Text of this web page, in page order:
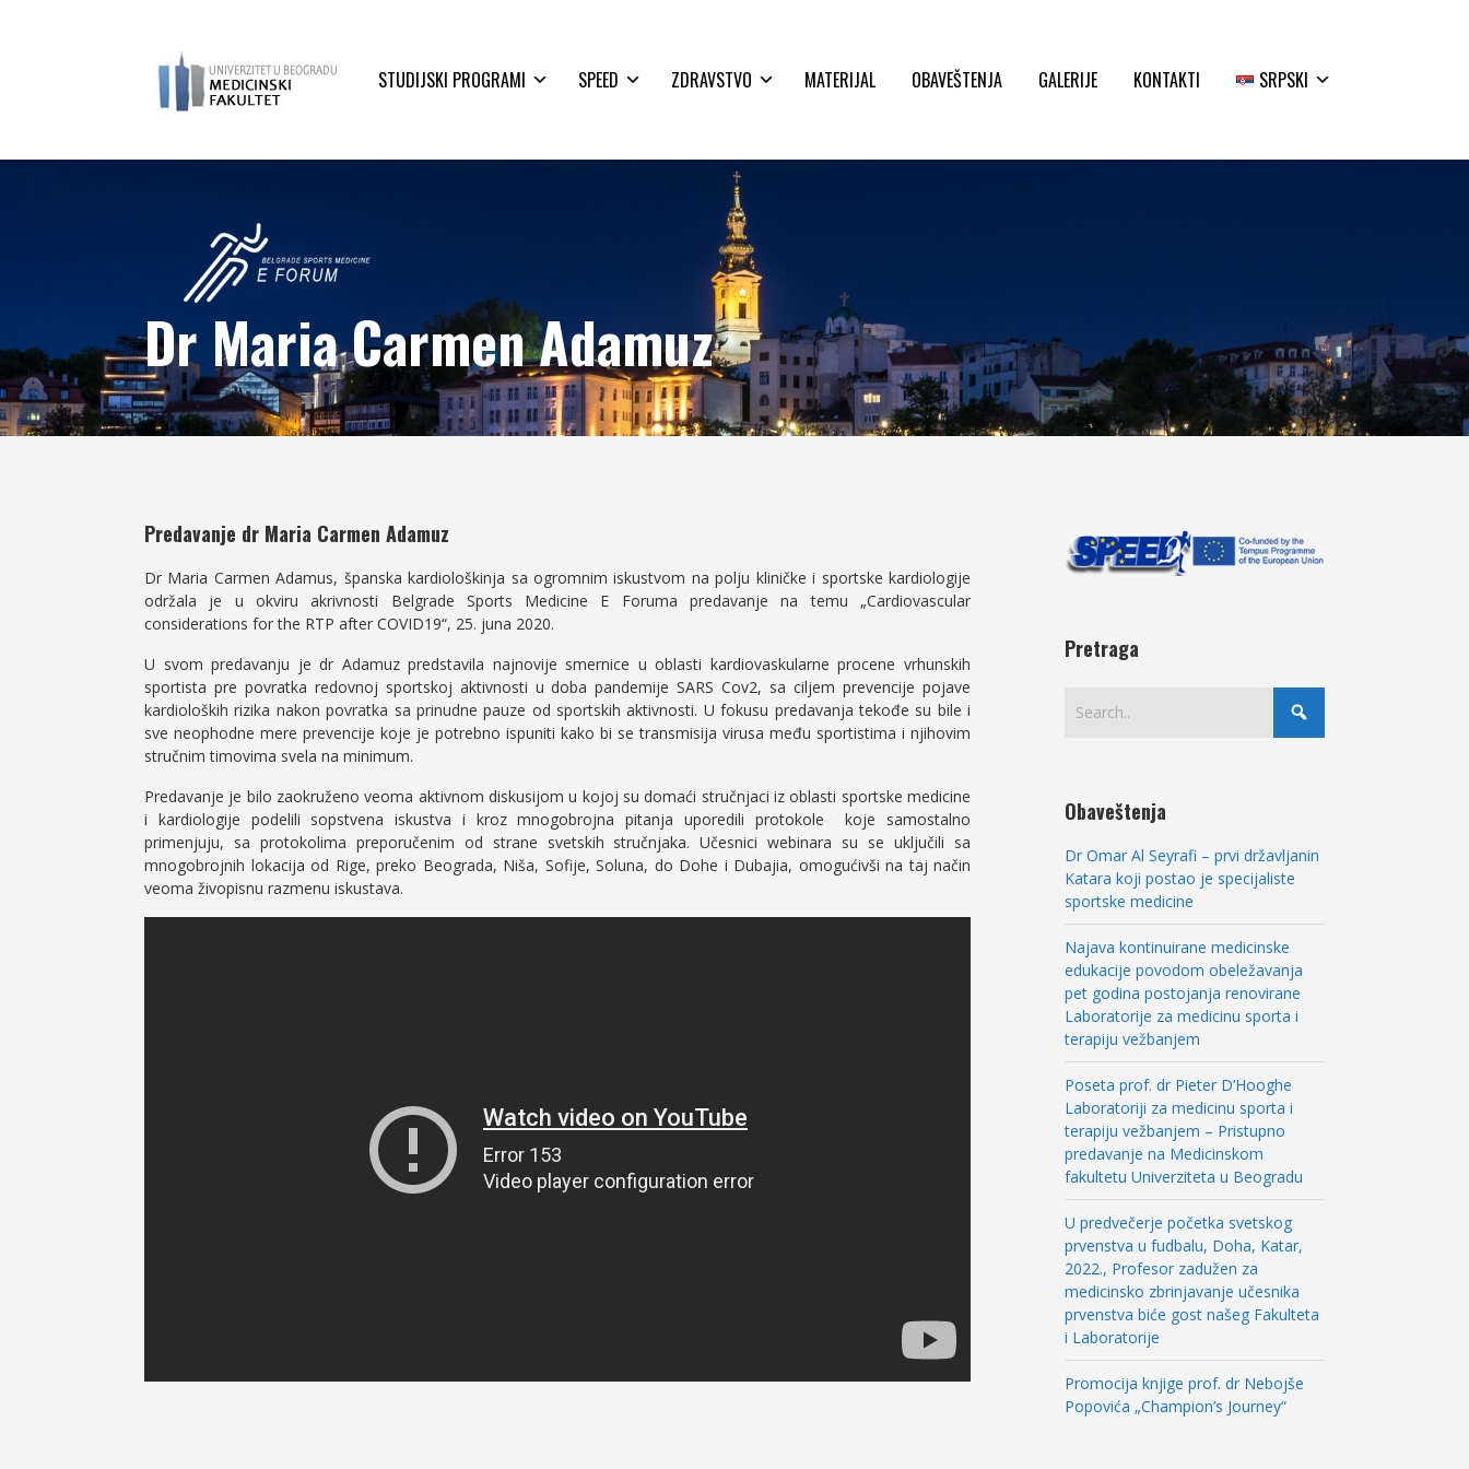
STUDIJSKI PROGRAMI SPEED ZDRAVSTVO MATERIJAL OBAVEŠTENJA GALERIJE KONTAKTI SRPSKI
Dr Maria Carmen Adamuz
Predavanje dr Maria Carmen Adamuz
Dr Maria Carmen Adamus, španska kardiološkinja sa ogromnim iskustvom na polju kliničke i sportske kardiologije
održala je u okviru akrivnosti Belgrade Sports Medicine E Foruma predavanje na temu „Cardiovascular
considerations for the RTP after COVID19“, 25. juna 2020.
U svom predavanju je dr Adamuz predstavila najnovije smernice u oblasti kardiovaskularne procene vrhunskih
sportista pre povratka redovnoj sportskoj aktivnosti u doba pandemije SARS Cov2, sa ciljem prevencije pojave
kardioloških rizika nakon povratka sa prinudne pauze od sportskih aktivnosti. U fokusu predavanja tekođe su bile i
sve neophodne mere prevencije koje je potrebno ispuniti kako bi se transmisija virusa među sportistima i njihovim
stručnim timovima svela na minimum.
Predavanje je bilo zaokruženo veoma aktivnom diskusijom u kojoj su domaći stručnjaci iz oblasti sportske medicine
i kardiologije podelili sopstvena iskustva i kroz mnogobrojna pitanja uporedili protokole koje samostalno
primenjuju, sa protokolima preporučenim od strane svetskih stručnjaka. Učesnici webinara su se uključili sa
mnogobrojnih lokacija od Rige, preko Beograda, Niša, Sofije, Soluna, do Dohe i Dubajia, omogućivši na taj način
veoma živopisnu razmenu iskustava.
Pretraga
Obaveštenja
Dr Omar Al Seyrafi – prvi državljanin
Katara koji postao je specijaliste
sportske medicine
Najava kontinuirane medicinske
edukacije povodom obeležavanja
pet godina postojanja renovirane
Laboratorije za medicinu sporta i
terapiju vežbanjem
Poseta prof. dr Pieter D’Hooghe
Laboratoriji za medicinu sporta i
terapiju vežbanjem – Pristupno
predavanje na Medicinskom
fakultetu Univerziteta u Beogradu
U predvečerje početka svetskog
prvenstva u fudbalu, Doha, Katar,
2022., Profesor zadužen za
medicinsko zbrinjavanje učesnika
prvenstva biće gost našeg Fakulteta
i Laboratorije
Promocija knjige prof. dr Nebojše
Popovića „Champion’s Journey“